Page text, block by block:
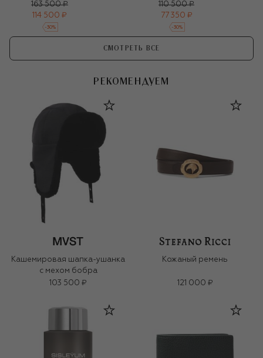
163 500 ₽
114 500 ₽
-30%
110 500 ₽
77 350 ₽
-30%
СМОТРЕТЬ ВСЕ
РЕКОМЕНДУЕМ
Кашемировая шапка-ушанка
с мехом бобра
103 500 ₽
Кожаный ремень
121 000 ₽